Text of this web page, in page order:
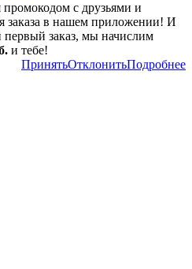
с друзьями и
заказа в нашем приложении! И
первый заказ, мы начислим
и тебе!
ПринятьОтклонитьПодробнее